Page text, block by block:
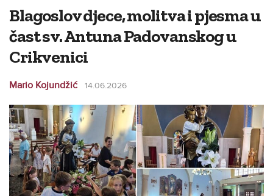
Blagoslov djece, molitva i pjesma u
čast sv. Antuna Padovanskog u
Crikvenici
Mario Kojundžić 14.06.2026